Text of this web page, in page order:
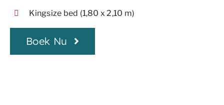
Kingsize bed (1,80 x 2,10 m)
Boek Nu